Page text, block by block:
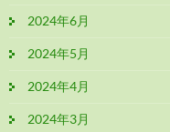
2024年6月
2024年5月
2024年4月
2024年3月